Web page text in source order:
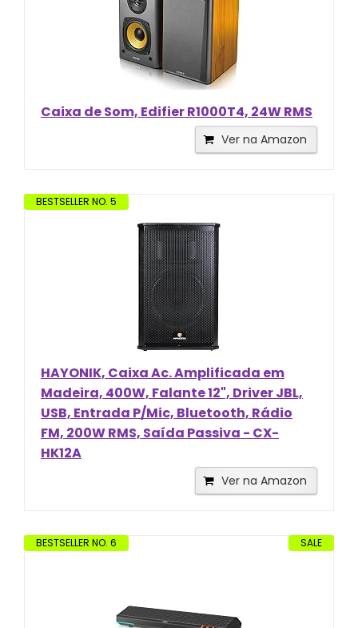
Caixa de Som, Edifier R1000T4, 24W RMS
Ver na Amazon
BESTSELLER NO. 5
HAYONIK, Caixa Ac. Amplificada em
Madeira, 400W, Falante 12", Driver JBL,
USB, Entrada P/Mic, Bluetooth, Rádio
FM, 200W RMS, Saída Passiva - CX-
HK12A
Ver na Amazon
SALE
BESTSELLER NO. 6